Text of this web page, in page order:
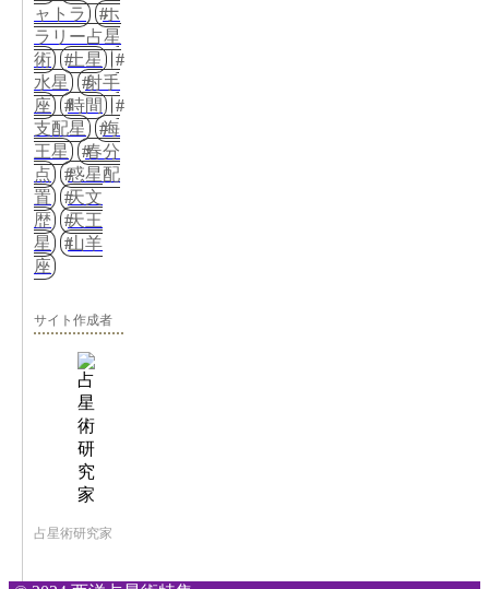
ャトラ
ホ
ラリー占星
術
土星
水星
射手
座
時間
支配星
海
王星
春分
点
惑星配
置
天文
歴
天王
星
山羊
座
サイト作成者
占星術研究家